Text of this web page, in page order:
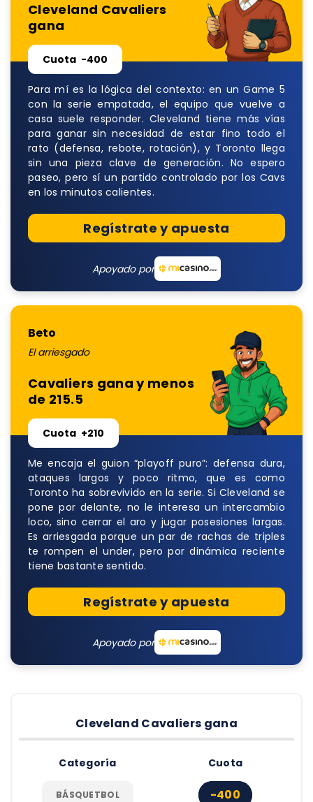
Cleveland Cavaliers
gana
Cuota -400
Para mí es la lógica del contexto: en un Game 5
con la serie empatada, el equipo que vuelve a
casa suele responder. Cleveland tiene más vías
para ganar sin necesidad de estar fino todo el
rato (defensa, rebote, rotación), y Toronto llega
sin una pieza clave de generación. No espero
paseo, pero sí un partido controlado por los Cavs
en los minutos calientes.
Regístrate y apuesta
Apoyado por
Beto
El arriesgado
Cavaliers gana y menos
de 215.5
Cuota +210
Me encaja el guion “playoff puro”: defensa dura,
ataques largos y poco ritmo, que es como
Toronto ha sobrevivido en la serie. Si Cleveland se
pone por delante, no le interesa un intercambio
loco, sino cerrar el aro y jugar posesiones largas.
Es arriesgada porque un par de rachas de triples
te rompen el under, pero por dinámica reciente
tiene bastante sentido.
Regístrate y apuesta
Apoyado por
Cleveland Cavaliers gana
Categoría
BÁSQUETBOL
Cuota
-400